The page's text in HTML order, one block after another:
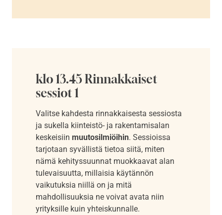
klo 13.45 Rinnakkaiset
sessiot 1
Valitse kahdesta rinnakkaisesta sessiosta
ja sukella kiinteistö- ja rakentamisalan
keskeisiin muutosilmiöihin. Sessioissa
tarjotaan syvällistä tietoa siitä, miten
nämä kehityssuunnat muokkaavat alan
tulevaisuutta, millaisia käytännön
vaikutuksia niillä on ja mitä
mahdollisuuksia ne voivat avata niin
yrityksille kuin yhteiskunnalle.